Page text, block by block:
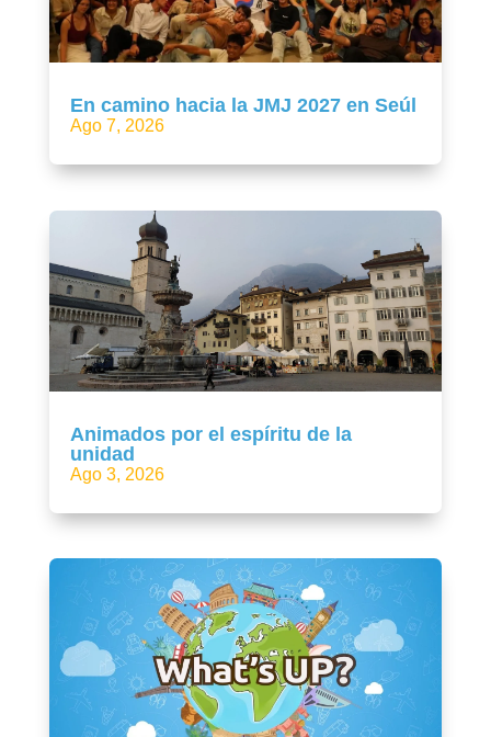
En camino hacia la JMJ 2027 en Seúl
Ago 7, 2026
Animados por el espíritu de la
unidad
Ago 3, 2026